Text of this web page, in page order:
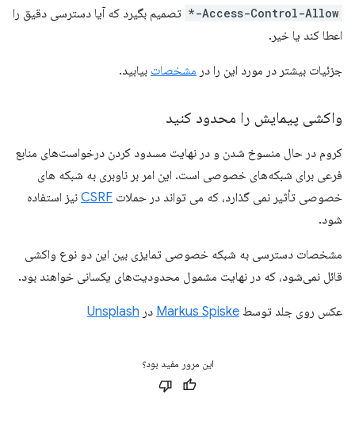
Access-Control-Allow-*
تصمیم بگیرد که آیا دسترسی دقیق را
اعطا کند یا خیر.
جزئیات بیشتر در مورد این را در مشخصات بیابید.
واکشی پیمایش را محدود کنید
کروم در حال منسوخ شدن و در نهایت مسدود کردن درخواست‌های منابع
فرعی برای شبکه‌های خصوصی است. این امر بر ناوبری به شبکه های
خصوصی تأثیر نمی گذارد، که می تواند در حملات CSRF نیز استفاده
شود.
مشخصات دسترسی به شبکه خصوصی تمایزی بین این دو نوع واکشی
قائل نمی‌شود، که در نهایت مشمول محدودیت‌های یکسانی خواهند بود.
عکس روی جلد توسط Markus Spiske در Unsplash
این مرور مفید بود؟